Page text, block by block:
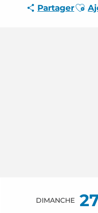
Partager
DIMANCHE